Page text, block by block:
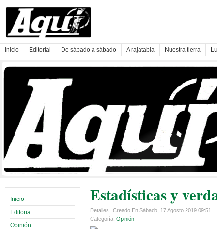
Inicio Editorial De sábado a sábado A rajatabla Nuestra tierra
Inicio
Editorial
Opinión
Estadísticas y
Detalles Creado En Sábado, 17 Agosto 2019 09:51
Categoría: Opinión